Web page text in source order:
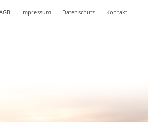
Impressum Datenschutz Kontakt